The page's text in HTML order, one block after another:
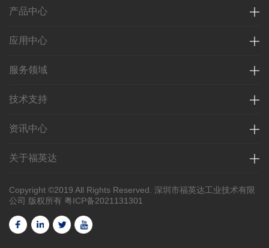
产品中心
应用中心
服务领域
技术支持
资讯中心
关于福英达
Copyright ©2019 All Rights Reserved. 深圳市福英达工业技术有限
公司 版权所有 粤ICP备2021131301